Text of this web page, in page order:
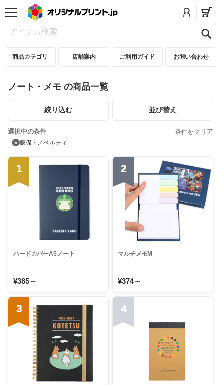
商品カテゴリ 店舗案内 ご利用ガイド お問い合わせ
ノート・メモ の商品一覧
絞り込む 並び替え
選択中の条件 条件をクリア
× 販促・ノベルティ
1
ハードカバーA5ノート
¥385～
2
マルチメモM
¥374～
3 4